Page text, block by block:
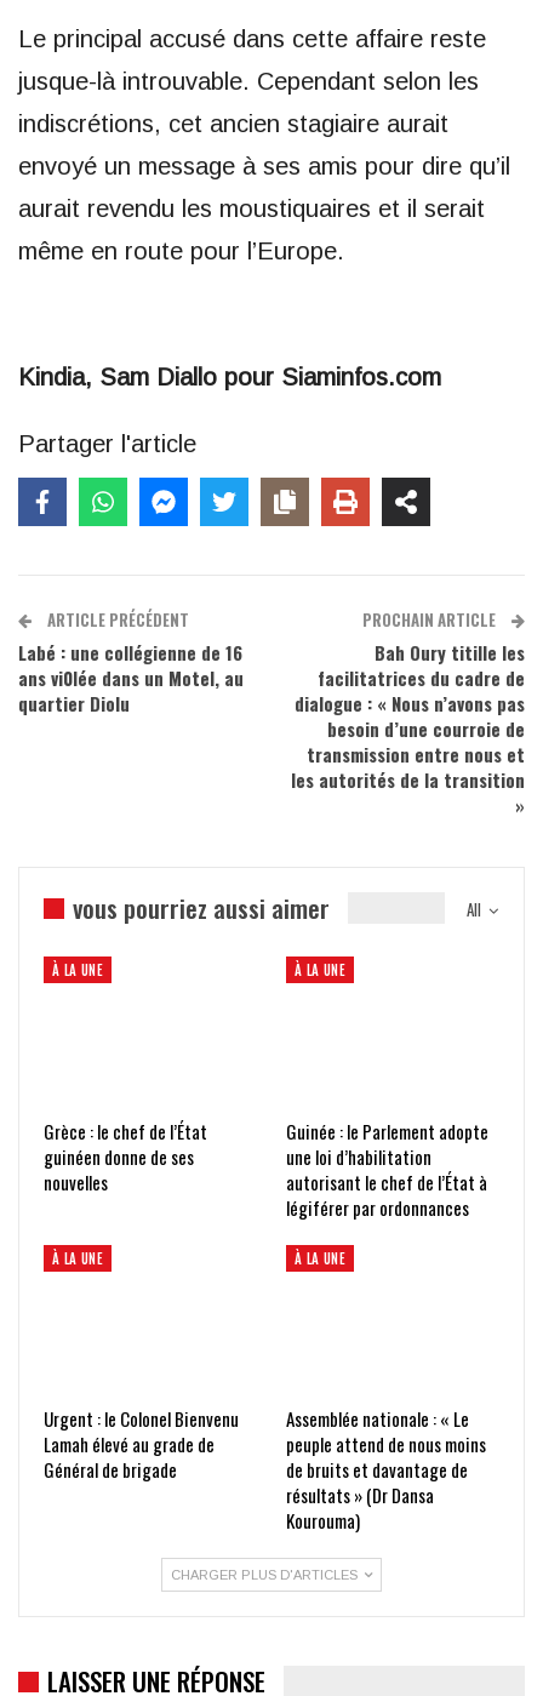
Le principal accusé dans cette affaire reste
jusque-là introuvable. Cependant selon les
indiscrétions, cet ancien stagiaire aurait
envoyé un message à ses amis pour dire qu’il
aurait revendu les moustiquaires et il serait
même en route pour l’Europe.
Kindia, Sam Diallo pour Siaminfos.com
Partager l'article
ARTICLE PRÉCÉDENT
Labé : une collégienne de 16
ans vi0lée dans un Motel, au
quartier Diolu
PROCHAIN ARTICLE
Bah Oury titille les
facilitatrices du cadre de
dialogue : « Nous n’avons pas
besoin d’une courroie de
transmission entre nous et
les autorités de la transition
»
All
vous pourriez aussi aimer
À LA UNE
Grèce : le chef de l’État
guinéen donne de ses
nouvelles
À LA UNE
Guinée : le Parlement adopte
une loi d’habilitation
autorisant le chef de l’État à
légiférer par ordonnances
À LA UNE
Urgent : le Colonel Bienvenu
Lamah élevé au grade de
Général de brigade
À LA UNE
Assemblée nationale : « Le
peuple attend de nous moins
de bruits et davantage de
résultats » (Dr Dansa
Kourouma)
CHARGER PLUS D'ARTICLES
LAISSER UNE RÉPONSE